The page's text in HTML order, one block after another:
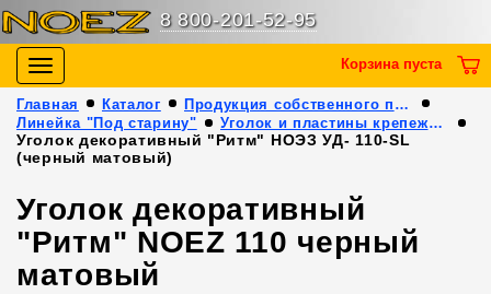
8 800-201-52-95
Toggle
navigation
Корзина пуста
Главная Каталог
Продукция собственного производства
Линейка "Под старину"
Уголок и пластины крепежные декоративные
Уголок декоративный "Ритм" НОЭЗ УД- 110-SL
(черный матовый)
Уголок декоративный
"Ритм" NOEZ 110 черный
матовый